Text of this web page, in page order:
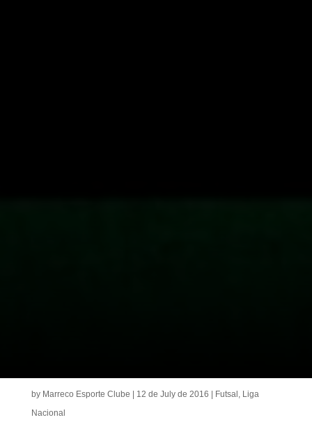
by Marreco Esporte Clube | 12 de July de 2016 | Futsal Liga
Nacional